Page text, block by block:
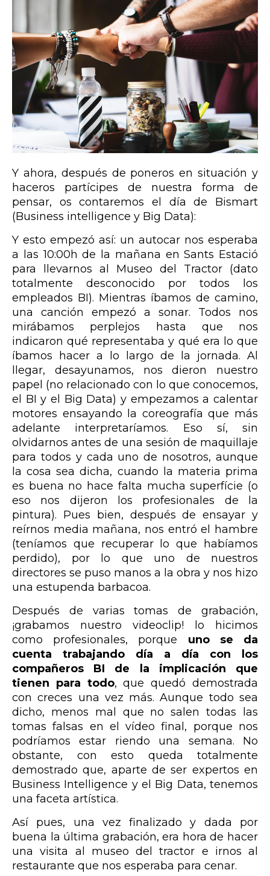
Y ahora, después de poneros en situación y
haceros partícipes de nuestra forma de
pensar, os contaremos el día de Bismart
(Business intelligence y Big Data):
Y esto empezó así: un autocar nos esperaba
a las 10:00h de la mañana en Sants Estació
para llevarnos al Museo del Tractor (dato
totalmente desconocido por todos los
empleados BI). Mientras íbamos de camino,
una canción empezó a sonar. Todos nos
mirábamos perplejos hasta que nos
indicaron qué representaba y qué era lo que
íbamos hacer a lo largo de la jornada. Al
llegar, desayunamos, nos dieron nuestro
papel (no relacionado con lo que conocemos,
el BI y el Big Data) y empezamos a calentar
motores ensayando la coreografía que más
adelante interpretaríamos. Eso sí, sin
olvidarnos antes de una sesión de maquillaje
para todos y cada uno de nosotros, aunque
la cosa sea dicha, cuando la materia prima
es buena no hace falta mucha superfície (o
eso nos dijeron los profesionales de la
pintura). Pues bien, después de ensayar y
reírnos media mañana, nos entró el hambre
(teníamos que recuperar lo que habíamos
perdido), por lo que uno de nuestros
directores se puso manos a la obra y nos hizo
una estupenda barbacoa.
Después de varias tomas de grabación,
¡grabamos nuestro videoclip! lo hicimos
como profesionales, porque uno se da
cuenta trabajando día a día con los
compañeros BI de la implicación que
tienen para todo, que quedó demostrada
con creces una vez más. Aunque todo sea
dicho, menos mal que no salen todas las
tomas falsas en el vídeo final, porque nos
podríamos estar riendo una semana. No
obstante, con esto queda totalmente
demostrado que, aparte de ser expertos en
Business Intelligence y el Big Data, tenemos
una faceta artística.
Así pues, una vez finalizado y dada por
buena la última grabación, era hora de hacer
una visita al museo del tractor e irnos al
restaurante que nos esperaba para cenar.